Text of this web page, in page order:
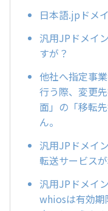
日本語.jpドメ
汎用JPドメイ
すが？
他社へ指定事
行う際、変更
面」の「移転
ん。
汎用JPドメイ
転送サービス
汎用JPドメイ
whiosは有効期